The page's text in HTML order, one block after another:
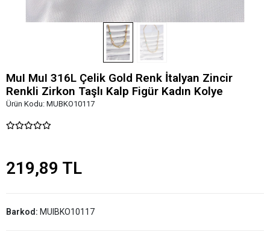
MuI MuI 316L Çelik Gold Renk İtalyan Zincir
Renkli Zirkon Taşlı Kalp Figür Kadın Kolye
Ürün Kodu: MUBKO10117
219,89 TL
Barkod: MUIBKO10117